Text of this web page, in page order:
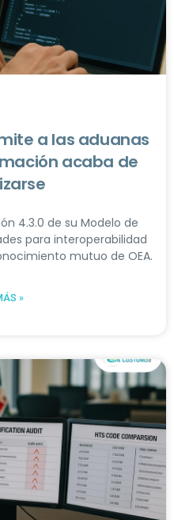
a las aduanas
acaba de
4.3.0 de su Modelo de
para interoperabilidad
mutuo de OEA.
»